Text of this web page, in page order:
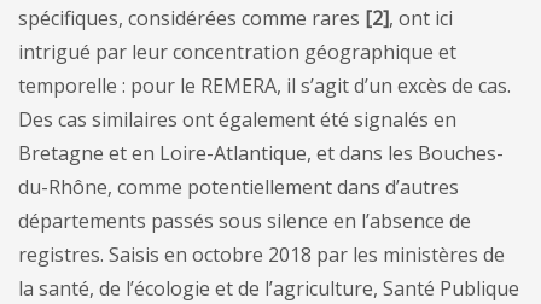
spécifiques, considérées comme rares [2], ont ici
intrigué par leur concentration géographique et
temporelle : pour le REMERA, il s’agit d’un excès de cas.
Des cas similaires ont également été signalés en
Bretagne et en Loire-Atlantique, et dans les Bouches-
du-Rhône, comme potentiellement dans d’autres
départements passés sous silence en l’absence de
registres. Saisis en octobre 2018 par les ministères de
la santé, de l’écologie et de l’agriculture, Santé Publique